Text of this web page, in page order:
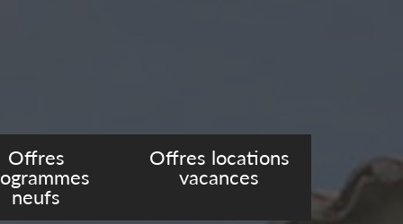
Offres
neufs
Offres locations
vacances